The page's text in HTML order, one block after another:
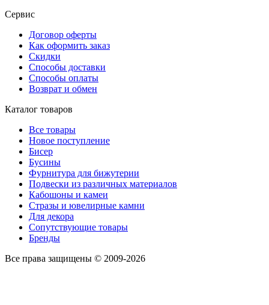
Сервис
Договор оферты
Как оформить заказ
Скидки
Способы доставки
Способы оплаты
Возврат и обмен
Каталог товаров
Все товары
Новое поступление
Бисер
Бусины
Фурнитура для бижутерии
Подвески из различных материалов
Кабошоны и камеи
Стразы и ювелирные камни
Для декора
Сопутствующие товары
Бренды
Все права защищены © 2009-2026